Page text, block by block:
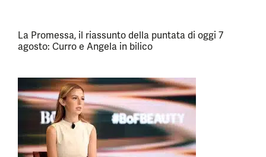
La Promessa, il riassunto della puntata di oggi 7
agosto: Curro e Angela in bilico